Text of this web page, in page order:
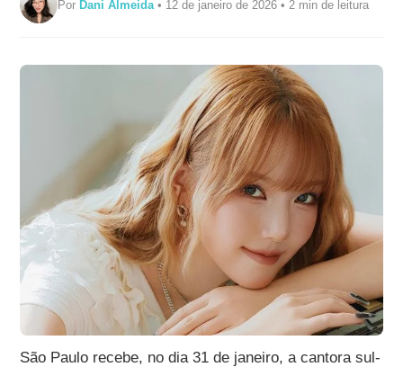
PorDani Almeida • 12 de janeiro de 2026 • 2 min de leitura
São Paulo recebe, no dia 31 de janeiro, a cantora sul-